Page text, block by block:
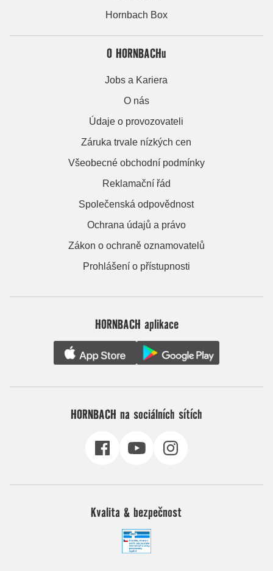
Hornbach Box
O HORNBACHu
Jobs a Kariera
O nás
Údaje o provozovateli
Záruka trvale nízkých cen
Všeobecné obchodní podmínky
Reklamační řád
Společenská odpovědnost
Ochrana údajů a právo
Zákon o ochraně oznamovatelů
Prohlášení o přístupnosti
HORNBACH aplikace
HORNBACH na sociálních sítích
Kvalita & bezpečnost